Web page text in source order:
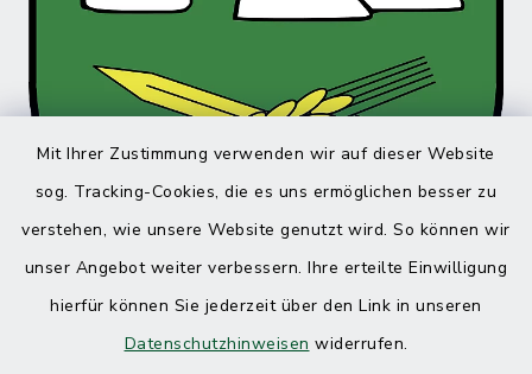
Mit Ihrer Zustimmung verwenden wir auf dieser Website
sog. Tracking-Cookies, die es uns ermöglichen besser zu
verstehen, wie unsere Website genutzt wird. So können wir
unser Angebot weiter verbessern. Ihre erteilte Einwilligung
hierfür können Sie jederzeit über den Link in unseren
Datenschutzhinweisen widerrufen.